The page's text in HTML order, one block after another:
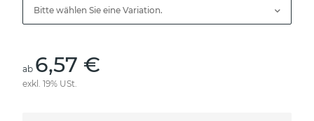
Bitte wählen Sie eine Variation.
ab 6,57 €
exkl. 19% USt.